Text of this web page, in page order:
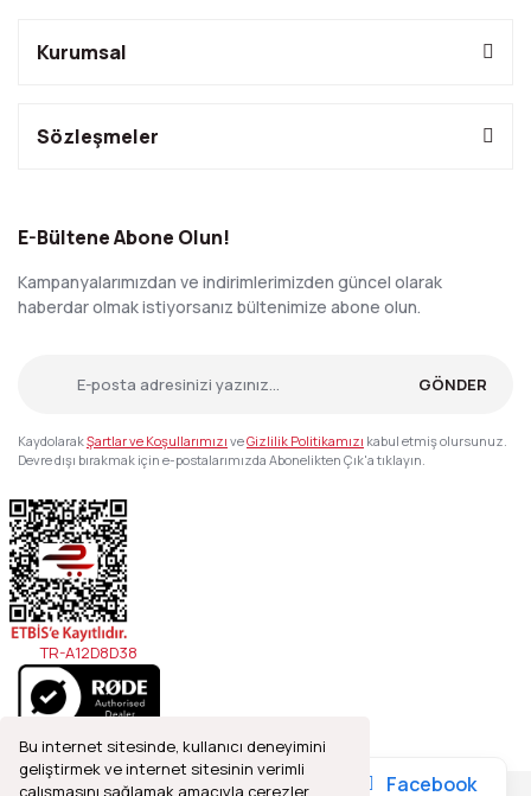
Bu internet sitesinde, kullanıcı deneyimini
geliştirmek ve internet sitesinin verimli
çalışmasını sağlamak amacıyla çerezler
Kurumsal
Sözleşmeler
E-Bültene Abone Olun!
Kampanyalarımızdan ve indirimlerimizden güncel olarak
haberdar olmak istiyorsanız bültenimize abone olun.
GÖNDER
KaydolarakŞartlar ve Koşullarımızı veGizlilik Politikamızı kabul etmiş olursunuz.
Devre dışı bırakmak için e-postalarımızda Abonelikten Çık'a tıklayın.
TR-A12D8D38
Facebook